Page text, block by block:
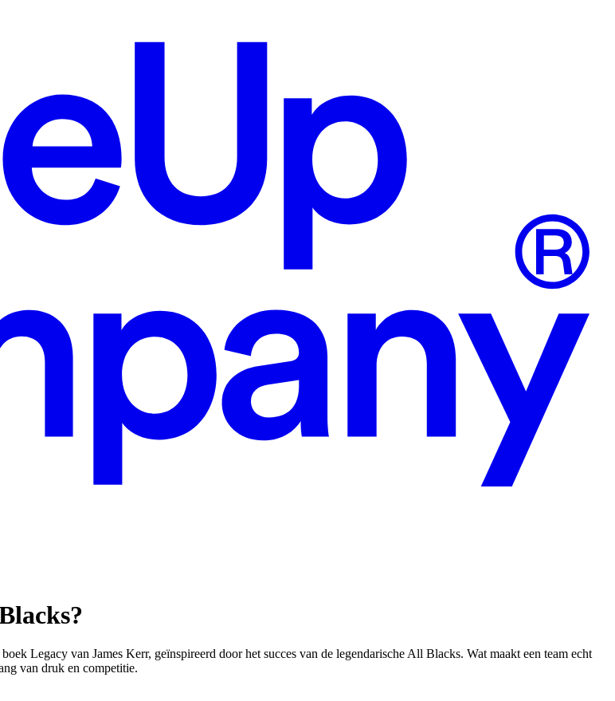
Legacy van James Kerr, geïnspireerd door het succes van de legendarische All Blacks. Wat maakt een team echt
van druk en competitie.